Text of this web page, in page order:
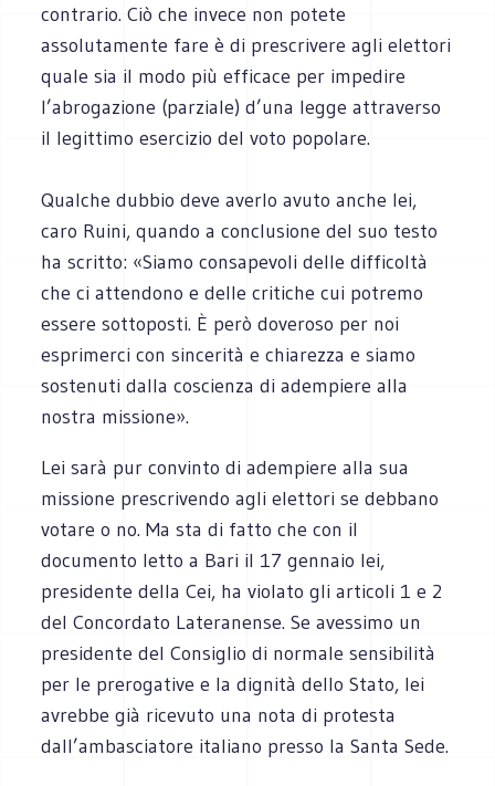
contrario. Ciò che invece non potete
assolutamente fare è di prescrivere agli elettori
quale sia il modo più efficace per impedire
l’abrogazione (parziale) d’una legge attraverso
il legittimo esercizio del voto popolare.
Qualche dubbio deve averlo avuto anche lei,
caro Ruini, quando a conclusione del suo testo
ha scritto: «Siamo consapevoli delle difficoltà
che ci attendono e delle critiche cui potremo
essere sottoposti. È però doveroso per noi
esprimerci con sincerità e chiarezza e siamo
sostenuti dalla coscienza di adempiere alla
nostra missione».
Lei sarà pur convinto di adempiere alla sua
missione prescrivendo agli elettori se debbano
votare o no. Ma sta di fatto che con il
documento letto a Bari il 17 gennaio lei,
presidente della Cei, ha violato gli articoli 1 e 2
del Concordato Lateranense. Se avessimo un
presidente del Consiglio di normale sensibilità
per le prerogative e la dignità dello Stato, lei
avrebbe già ricevuto una nota di protesta
dall’ambasciatore italiano presso la Santa Sede.